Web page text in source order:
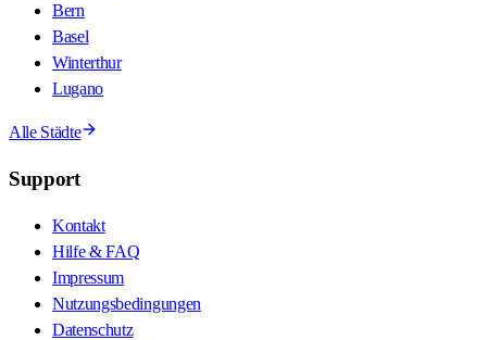
Bern
Basel
Winterthur
Lugano
Alle Städte
Support
Kontakt
Hilfe & FAQ
Impressum
Nutzungsbedingungen
Datenschutz